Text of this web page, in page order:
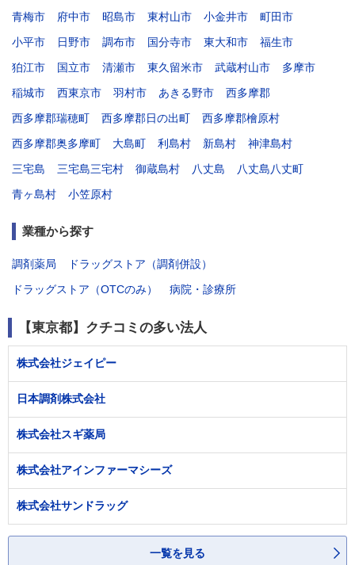
青梅市
府中市 昭島市 東村山市 小金井市
町田市
小平市
日野市 調布市 国分寺市 東大和市
福生市
狛江市
国立市 清瀬市 東久留米市 武蔵村山市
多摩市
稲城市
西東京市 羽村市 あきる野市
西多摩郡
西多摩郡瑞穂町
西多摩郡日の出町
西多摩郡檜原村
西多摩郡奥多摩町
大島町 利島村 新島村
神津島村
三宅島
三宅島三宅村 御蔵島村 八丈島
八丈島八丈町
青ヶ島村
小笠原村
業種から探す
調剤薬局
ドラッグストア（調剤併設）
ドラッグストア（OTCのみ）
病院・診療所
【東京都】クチコミの多い法人
株式会社ジェイピー
日本調剤株式会社
株式会社スギ薬局
株式会社アインファーマシーズ
株式会社サンドラッグ
一覧を見る